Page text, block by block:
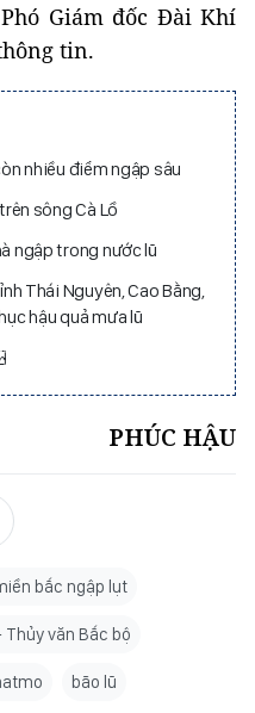
Giám đốc Đài Khí
tin.
nhiều điểm ngập sâu
sông Cà Lồ
ngập trong nước lũ
Thái Nguyên, Cao Bằng,
hậu quả mưa lũ
PHÚC HẬU
bắc ngập lụt
văn Bắc bộ
bão lũ